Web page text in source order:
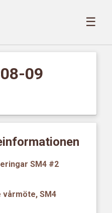
☰
09
SM4 #2
vårmöte, SM4